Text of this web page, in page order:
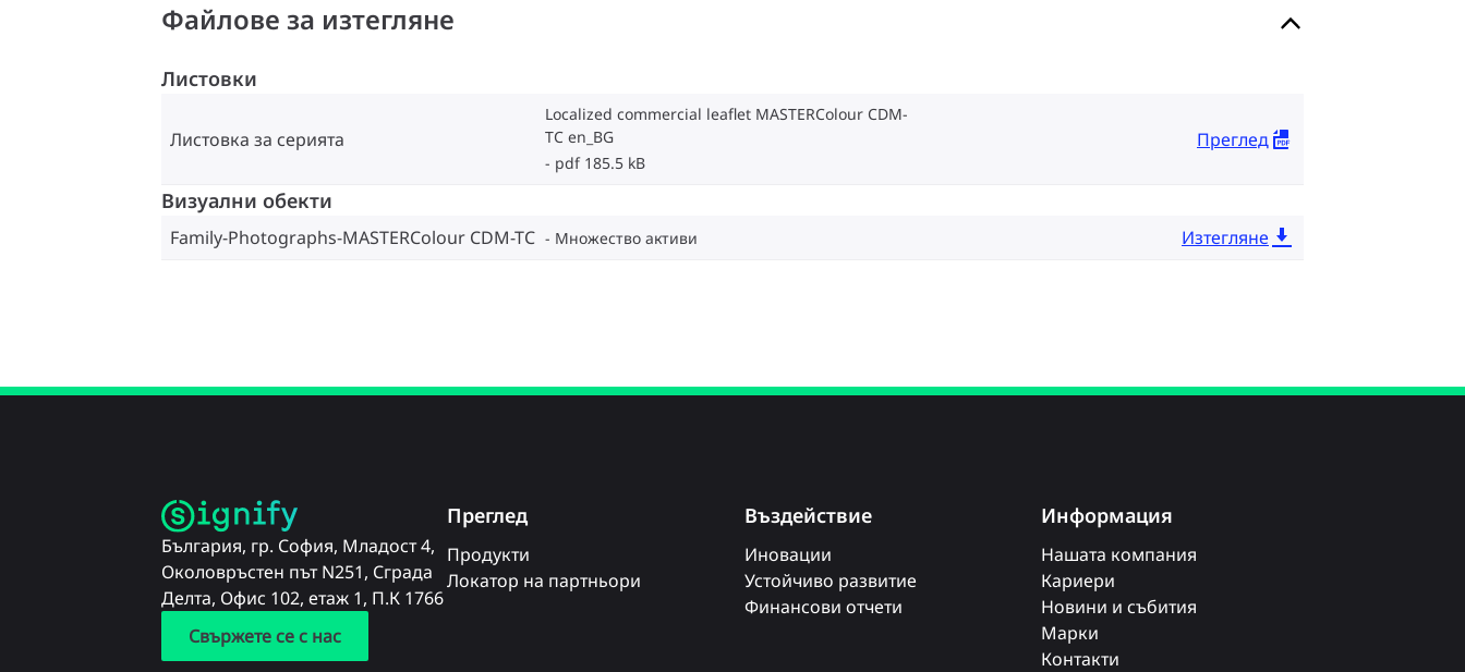
Файлове за изтегляне
Листовки
Листовка за серията
Localized commercial leaflet MASTERColour CDM-
TC en_BG
pdf 185.5 kB
Преглед
Визуални обекти
Family-Photographs-MASTERColour CDM-TC Множество активи Изтегляне
България, гр. София, Младост 4,
Околовръстен път N251, Сграда
Делта, Офис 102, етаж 1, П.К 1766
Свържете се с нас
Преглед
Продукти
Локатор на партньори
Въздействие
Иновации
Устойчиво развитие
Финансови отчети
Информация
Нашата компания
Кариери
Новини и събития
Марки
Контакти